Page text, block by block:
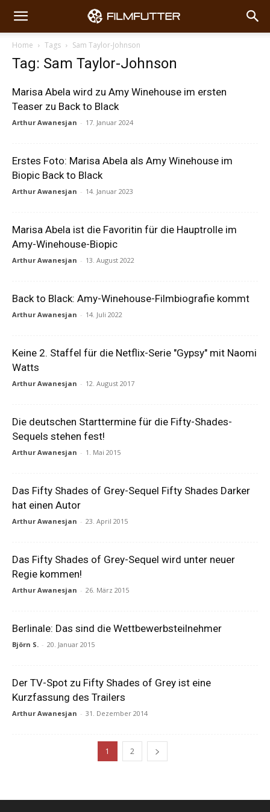
Home Tags Sam Taylor-Johnson
Tag: Sam Taylor-Johnson
Marisa Abela wird zu Amy Winehouse im ersten
Teaser zu Back to Black
Arthur Awanesjan - 17. Januar 2024
Erstes Foto: Marisa Abela als Amy Winehouse im
Biopic Back to Black
Arthur Awanesjan - 14. Januar 2023
Marisa Abela ist die Favoritin für die Hauptrolle im
Amy-Winehouse-Biopic
Arthur Awanesjan - 13. August 2022
Back to Black: Amy-Winehouse-Filmbiografie kommt
Arthur Awanesjan - 14. Juli 2022
Keine 2. Staffel für die Netflix-Serie "Gypsy" mit Naomi
Watts
Arthur Awanesjan - 12. August 2017
Die deutschen Starttermine für die Fifty-Shades-
Sequels stehen fest!
Arthur Awanesjan - 1. Mai 2015
Das Fifty Shades of Grey-Sequel Fifty Shades Darker
hat einen Autor
Arthur Awanesjan - 23. April 2015
Das Fifty Shades of Grey-Sequel wird unter neuer
Regie kommen!
Arthur Awanesjan - 26. März 2015
Berlinale: Das sind die Wettbewerbsteilnehmer
Björn S. - 20. Januar 2015
Der TV-Spot zu Fifty Shades of Grey ist eine
Kurzfassung des Trailers
Arthur Awanesjan - 31. Dezember 2014
1 2